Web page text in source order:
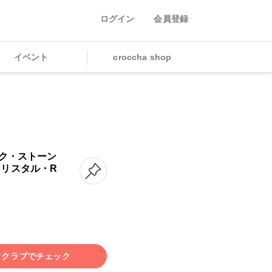
ログイン 会員登録
イベント croccha shop
・ストーン
スタル・R
ラブでチェック